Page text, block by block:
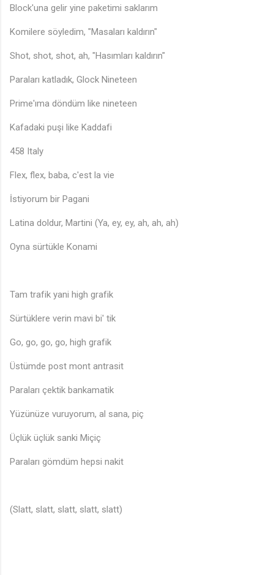
Block'una gelir yine paketimi saklarım
Komilere söyledim, "Masaları kaldırın"
Shot, shot, shot, ah, "Hasımları kaldırın"
Paraları katladık, Glock Nineteen
Prime'ıma döndüm like nineteen
Kafadaki puşi like Kaddafi
458 Italy
Flex, flex, baba, c'est la vie
İstiyorum bir Pagani
Latina doldur, Martini (Ya, ey, ey, ah, ah, ah)
Oyna sürtükle Konami
Tam trafik yani high grafik
Sürtüklere verin mavi bi' tik
Go, go, go, go, high grafik
Üstümde post mont antrasit
Paraları çektik bankamatik
Yüzünüze vuruyorum, al sana, piç
Üçlük üçlük sanki Miçiç
Paraları gömdüm hepsi nakit
(Slatt, slatt, slatt, slatt, slatt)